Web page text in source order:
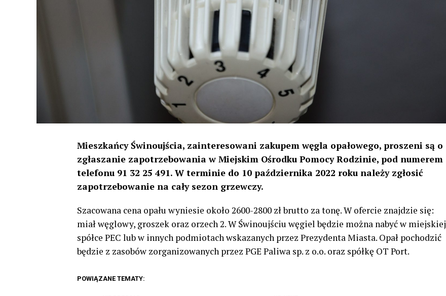
Mieszkańcy Świnoujścia, zainteresowani zakupem węgla opałowego, proszeni są o
zgłaszanie zapotrzebowania w Miejskim Ośrodku Pomocy Rodzinie, pod numerem
telefonu 91 32 25 491. W terminie do 10 października 2022 roku należy zgłosić
zapotrzebowanie na cały sezon grzewczy.
Szacowana cena opału wyniesie około 2600-2800 zł brutto za tonę. W ofercie znajdzie się:
miał węglowy, groszek oraz orzech 2. W Świnoujściu węgiel będzie można nabyć w miejskiej
spółce PEC lub w innych podmiotach wskazanych przez Prezydenta Miasta. Opał pochodzić
będzie z zasobów zorganizowanych przez PGE Paliwa sp. z o.o. oraz spółkę OT Port.
POWIĄZANE TEMATY: